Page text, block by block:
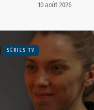
10 août 2026
SÉRIES TV